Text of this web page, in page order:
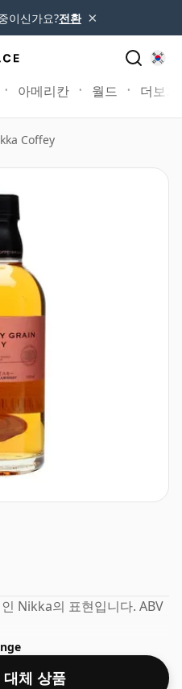
이신가요?전환 ×
아메리칸 월드 더보기
Coffey
Nikka의 표현입니다. ABV
체 상품